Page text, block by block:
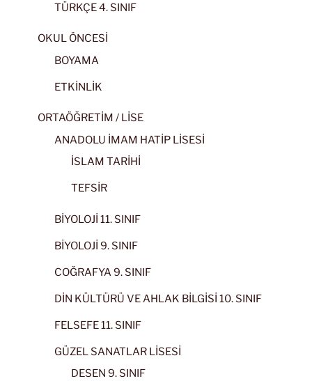
TÜRKÇE 4. SINIF
OKUL ÖNCESİ
BOYAMA
ETKİNLİK
ORTAÖĞRETİM / LİSE
ANADOLU İMAM HATİP LİSESİ
İSLAM TARİHİ
TEFSİR
BİYOLOJİ 11. SINIF
BİYOLOJİ 9. SINIF
COĞRAFYA 9. SINIF
DİN KÜLTÜRÜ VE AHLAK BİLGİSİ 10. SINIF
FELSEFE 11. SINIF
GÜZEL SANATLAR LİSESİ
DESEN 9. SINIF